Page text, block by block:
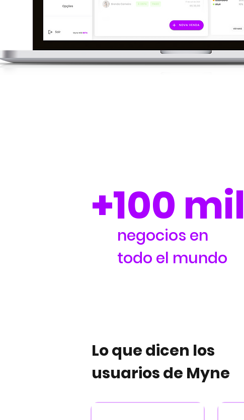
Lo que dicen los
usuarios de Myne
+100 mil
negocios en
todo el mundo